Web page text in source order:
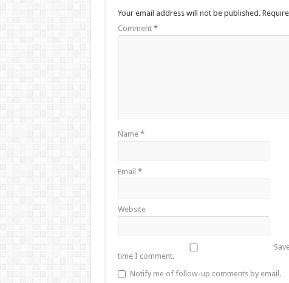
Your email address will not be published.
Comment *
Name *
Email *
Website
time I comment.
Notify me of follow-up comments by email.